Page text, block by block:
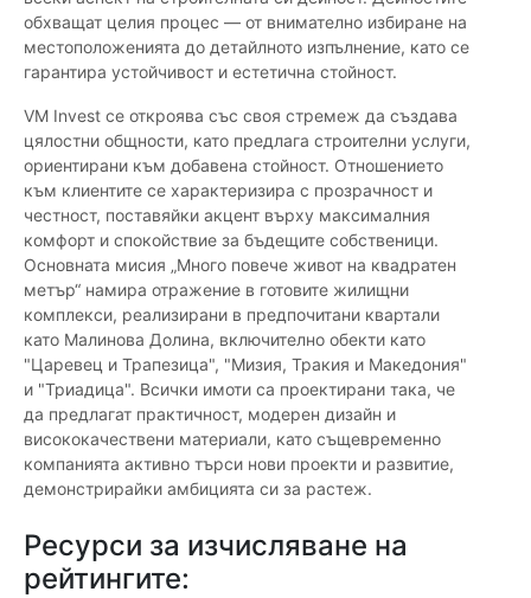
обхващат целия процес — от внимателно избиране на
местоположенията до детайлното изпълнение, като се
гарантира устойчивост и естетична стойност.
VM Invest се откроява със своя стремеж да създава
цялостни общности, като предлага строителни услуги,
ориентирани към добавена стойност. Отношението
към клиентите се характеризира с прозрачност и
честност, поставяйки акцент върху максималния
комфорт и спокойствие за бъдещите собственици.
Основната мисия „Много повече живот на квадратен
метър“ намира отражение в готовите жилищни
комплекси, реализирани в предпочитани квартали
като Малинова Долина, включително обекти като
"Царевец и Трапезица", "Мизия, Тракия и Македония"
и "Триадица". Всички имоти са проектирани така, че
да предлагат практичност, модерен дизайн и
висококачествени материали, като същевременно
компанията активно търси нови проекти и развитиe,
демонстрирайки амбицията си за растеж.
Ресурси за изчисляване на
рейтингите: